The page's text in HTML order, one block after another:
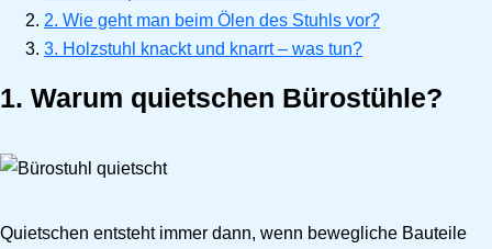
2. Wie geht man beim Ölen des Stuhls vor?
3. Holzstuhl knackt und knarrt – was tun?
1. Warum quietschen Bürostühle?
Quietschen entsteht immer dann, wenn bewegliche Bauteile